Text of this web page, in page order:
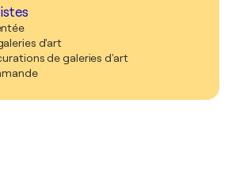
d'art
de galeries d'art